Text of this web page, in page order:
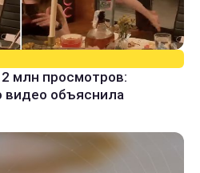
млн просмотров:
видео объяснила